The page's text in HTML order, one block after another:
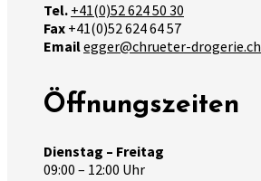
Tel. +41(0)52 624 50 30
Fax +41(0)52 624 64 57
Emailegger@chrueter-drogerie.ch
Öffnungszeiten
Dienstag – Freitag
09:00 – 12:00 Uhr